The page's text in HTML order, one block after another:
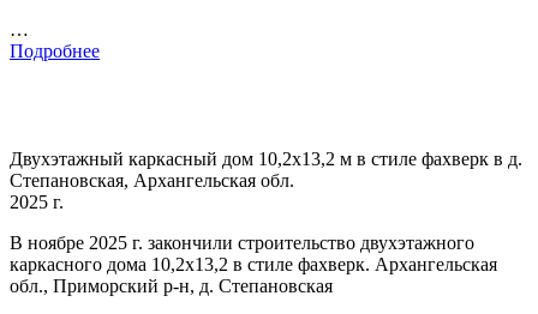
…
Подробнее
Двухэтажный каркасный дом 10,2х13,2 м в стиле фахверк в д.
Степановская, Архангельская обл.
2025 г.
В ноябре 2025 г. закончили строительство двухэтажного
каркасного дома 10,2х13,2 в стиле фахверк. Архангельская
обл., Приморский р-н, д. Степановская